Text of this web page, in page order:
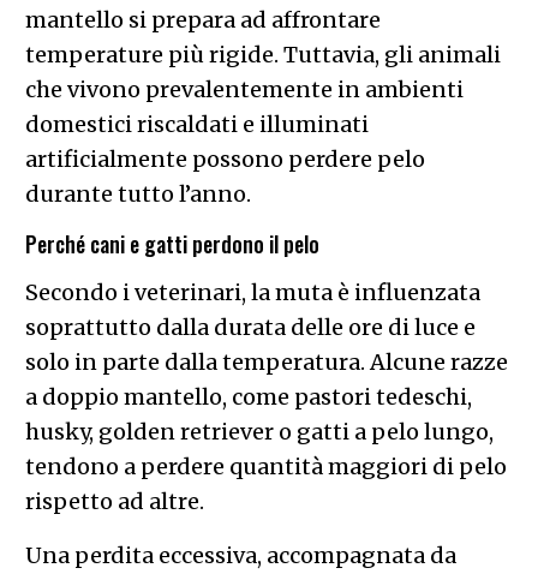
mantello si prepara ad affrontare
temperature più rigide. Tuttavia, gli animali
che vivono prevalentemente in ambienti
domestici riscaldati e illuminati
artificialmente possono perdere pelo
durante tutto l’anno.
Perché cani e gatti perdono il pelo
Secondo i veterinari, la muta è influenzata
soprattutto dalla durata delle ore di luce e
solo in parte dalla temperatura. Alcune razze
a doppio mantello, come pastori tedeschi,
husky, golden retriever o gatti a pelo lungo,
tendono a perdere quantità maggiori di pelo
rispetto ad altre.
Una perdita eccessiva, accompagnata da